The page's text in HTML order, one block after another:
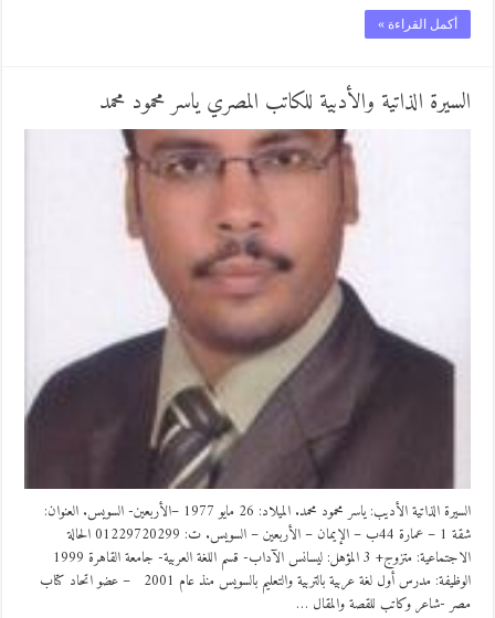
أكمل القراءة »
السيرة الذاتية والأدبية للكاتب المصري ياسر محمود محمد
السيرة الذاتية الأديب: ياسر محمود محمد. الميلاد: 26 مايو 1977 –الأربعين- السويس. العنوان:
شقة 1 – عمارة 44ب – الإيمان – الأربعين – السويس. ت: 01229720299 الحالة
الاجتماعية: متزوج+ 3 المؤهل: ليسانس الآداب- قسم اللغة العربية- جامعة القاهرة 1999
الوظيفة: مدرس أول لغة عربية بالتربية والتعليم بالسويس منذ عام 2001 – عضو اتحاد كتاب
مصر -شاعر وكاتب للقصة والمقال …